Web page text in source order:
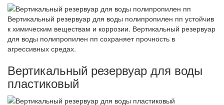
Вертикальный резервуар для воды полипропилен пп устойчив
к химическим веществам и коррозии. Вертикальный резервуар
для воды полипропилен пп сохраняет прочность в
агрессивных средах.
Вертикальный резервуар для воды
пластиковый